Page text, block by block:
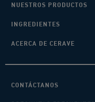
NUESTROS PRODUCTOS
INGREDIENTES
ACERCA DE CERAVE
CONTÁCTANOS